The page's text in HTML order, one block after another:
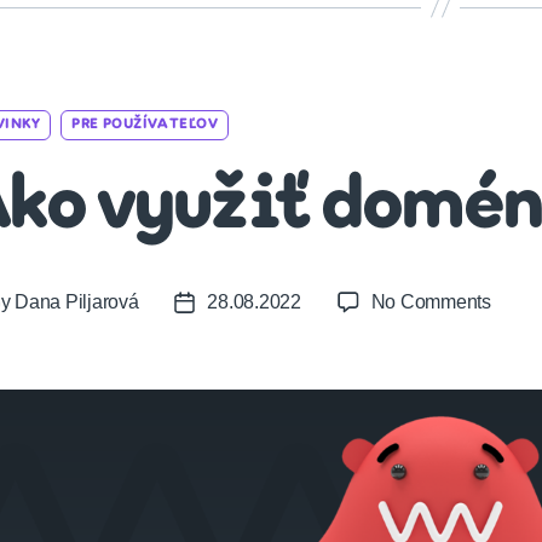
PRE POUŽÍVATEĽOV
využiť
Dana Piljarová
Post28.08.2022 No Commentson